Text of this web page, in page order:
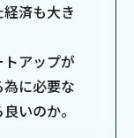
済も大き
アップが
に必要な
いのか。